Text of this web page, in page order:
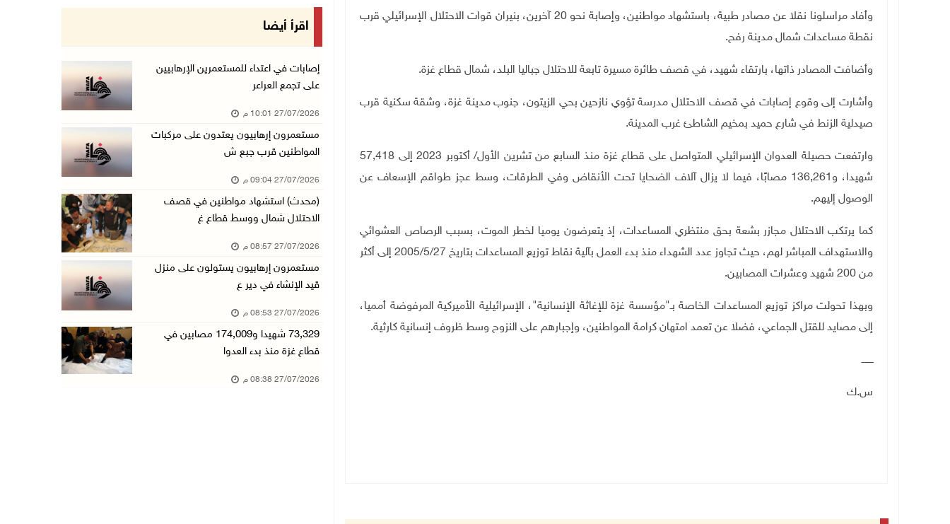
وأفاد مراسلونا نقلا عن مصادر طبية، باستشهاد مواطنين، وإصابة نحو 20 آخرين، بنيران قوات الاحتلال الإسرائيلي قرب
نقطة مساعدات شمال مدينة رفح.
وأضافت المصادر ذاتها، بارتقاء شهيد، في قصف طائرة مسيرة تابعة للاحتلال جباليا البلد، شمال قطاع غزة.
وأشارت إلى وقوع إصابات في قصف الاحتلال مدرسة تؤوي نازحين بحي الزيتون، جنوب مدينة غزة، وشقة سكنية قرب
صيدلية الزنط في شارع حميد بمخيم الشاطئ غرب المدينة.
وارتفعت حصيلة العدوان الإسرائيلي المتواصل على قطاع غزة منذ السابع من تشرين الأول/ أكتوبر 2023 إلى 57,418
شهيدا، و136,261 مصابًا، فيما لا يزال آلاف الضحايا تحت الأنقاض وفي الطرقات، وسط عجز طواقم الإسعاف عن
الوصول إليهم.
كما يرتكب الاحتلال مجازر بشعة بحق منتظري المساعدات، إذ يتعرضون يوميا لخطر الموت، بسبب الرصاص العشوائي
والاستهداف المباشر لهم، حيث تجاوز عدد الشهداء منذ بدء العمل بآلية نقاط توزيع المساعدات بتاريخ 2005/5/27 إلى أكثر
من 200 شهيد وعشرات المصابين
.
وبهذا تحولت مراكز توزيع المساعدات الخاصة بـ"مؤسسة غزة للإغاثة الإنسانية"، الإسرائيلية الأميركية المرفوضة أمميا،
إلى مصايد للقتل الجماعي، فضلا عن تعمد امتهان كرامة المواطنين، وإجبارهم على النزوح وسط ظروف إنسانية كارثية.
ــــــــ
س.ك
اقرأ أيضا
إصابات في اعتداء للمستعمرين الإرهابيين
على تجمع العراعر
27/07/2026 10:01 م
مستعمرون إرهابيون يعتدون على مركبات
المواطنين قرب جبع ش
27/07/2026 09:04 م
(محدث) استشهاد مواطنين في قصف
الاحتلال شمال ووسط قطاع غ
27/07/2026 08:57 م
مستعمرون إرهابيون يستولون على منزل
قيد الإنشاء في دير ع
27/07/2026 08:53 م
73,329 شهيدا و174,009 مصابين في
قطاع غزة منذ بدء العدوا
27/07/2026 08:38 م